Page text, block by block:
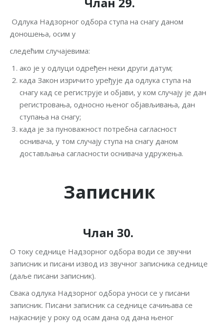
Одлука Надзорног одбора ступа на снагу даном
доношења, осим у
следећим случајевима:
ако је у одлуци одређен неки други датум;
када Закон изричито уређује да одлука ступа на
снагу кад се региструје и објави, у ком случају је дан
регистровања, односно њеног објављивaња, дан
ступања на снагу;
када је за пуноважност потребна сагласност
оснивача, у том случају ступа на снагу даном
достављања сагласности оснивача удружења.
Записник
Члан 30.
О току седнице Надзорног одбора води се звучни
записник и писани извод из звучног записника седнице
(даље писани записник).
Свака одлука Надзорног одбора уноси се у писани
записник. Писани записник са седнице сачињава се
најкасније у року од осам дана од дана њеног